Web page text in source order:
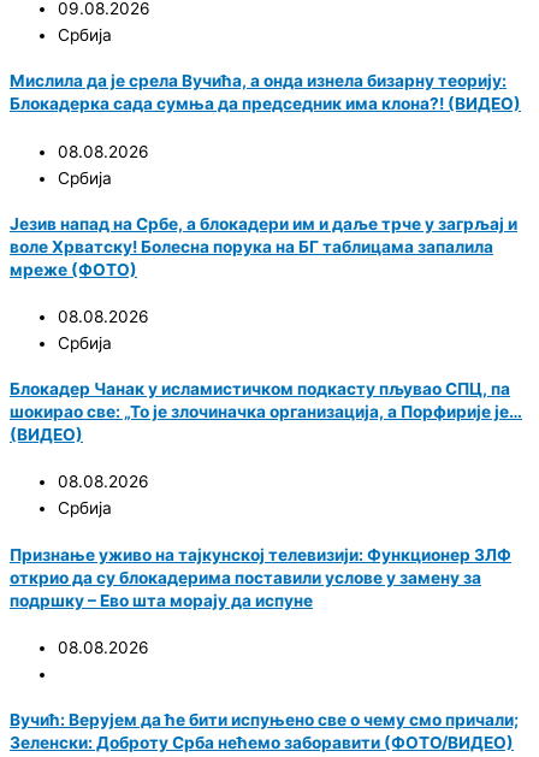
09.08.2026
Србија
Мислила да је срела Вучића, а онда изнела бизарну теорију:
Блокадерка сада сумња да председник има клона?! (ВИДЕО)
08.08.2026
Србија
Језив напад на Србе, а блокадери им и даље трче у загрљај и
воле Хрватску! Болесна порука на БГ таблицама запалила
мреже (ФОТО)
08.08.2026
Србија
Блокадер Чанак у исламистичком подкасту пљувао СПЦ, па
шокирао све: „То је злочиначка организација, а Порфирије је…
(ВИДЕО)
08.08.2026
Србија
Признање уживо на тајкунској телевизији: Функционер ЗЛФ
открио да су блокадерима поставили услове у замену за
подршку – Ево шта морају да испуне
08.08.2026
Вучић: Верујем да ће бити испуњено све о чему смо причали;
Зеленски: Доброту Срба нећемо заборавити (ФОТО/ВИДЕО)